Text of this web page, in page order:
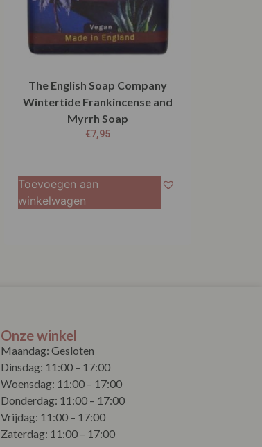
The English Soap Company
Wintertide Frankincense and
Myrrh Soap
€7,95
Toevoegen aan
winkelwagen
Onze winkel
Maandag: Gesloten
Dinsdag: 11:00 – 17:00
Woensdag: 11:00 – 17:00
Donderdag: 11:00 – 17:00
Vrijdag: 11:00 – 17:00
Zaterdag: 11:00 – 17:00